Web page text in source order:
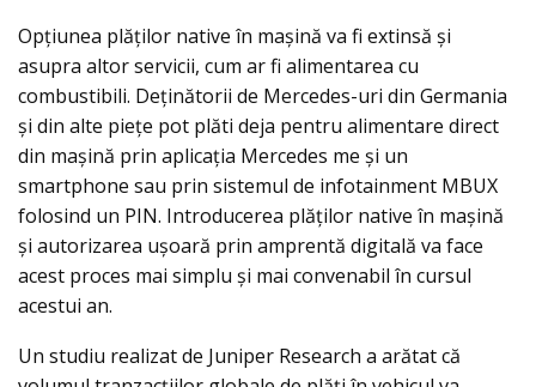
Opțiunea plăților native în mașină va fi extinsă şi
asupra altor servicii, cum ar fi alimentarea cu
combustibili. Deţinătorii de Mercedes-uri din Germania
și din alte piețe pot plăti deja pentru alimentare direct
din mașină prin aplicația Mercedes me și un
smartphone sau prin sistemul de infotainment MBUX
folosind un PIN. Introducerea plăților native în mașină
și autorizarea ușoară prin amprentă digitală va face
acest proces mai simplu și mai convenabil în cursul
acestui an.
Un studiu realizat de Juniper Research a arătat că